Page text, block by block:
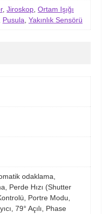
, Jiroskop Ortam Işığı
Pusula Yakınlık Sensörü
odaklama,
Perde Hızı (Shutter
Portre Modu,
79° Açılı, Phase